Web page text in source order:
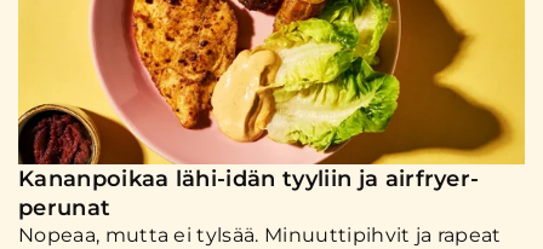
Kananpoikaa lähi-idän tyyliin ja airfryer-
perunat
Nopeaa, mutta ei tylsää. Minuuttipihvit ja rapeat